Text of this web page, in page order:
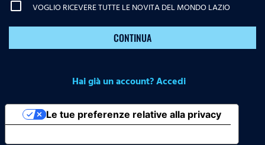
VOGLIO RICEVERE TUTTE LE NOVITA DEL MONDO LAZIO
CONTINUA
Hai già un account? Accedi
Le tue preferenze relative alla privacy